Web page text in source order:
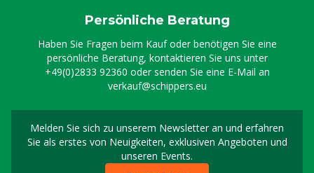
Persönliche Beratung
Haben Sie Fragen beim Kauf oder benötigen Sie eine
persönliche Beratung, kontaktieren Sie uns unter
+49(0)2833 92360 oder senden Sie eine E-Mail an
verkauf@schippers.eu
Melden Sie sich zu unserem Newsletter an und erfahren
Sie als erstes von Neuigkeiten, exklusiven Angeboten und
unseren Events.
Melden Sie sich für